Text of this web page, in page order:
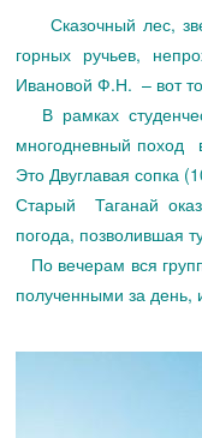
Сказочный лес,
горных ручьев,
Ивановой Ф.Н. – вот
В рамках
многодневный поход
Это Двуглавая сопка
Старый Таганай
погода, позволившая
По вечерам вся
полученными за день,